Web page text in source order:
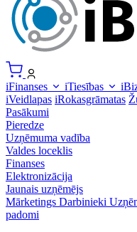
iFinanses iTiesības
iVeidlapas iRokasgrāmatas
Pasākumi
Pieredze
Uzņēmuma vadība
Valdes loceklis
Finanses
Elektronizācija
Jaunais uzņēmējs
Mārketings Darbinieki
padomi